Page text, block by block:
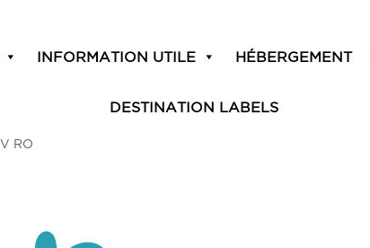
INFORMATION UTILE HÉBERGEMENT
DESTINATION LABELS
RO